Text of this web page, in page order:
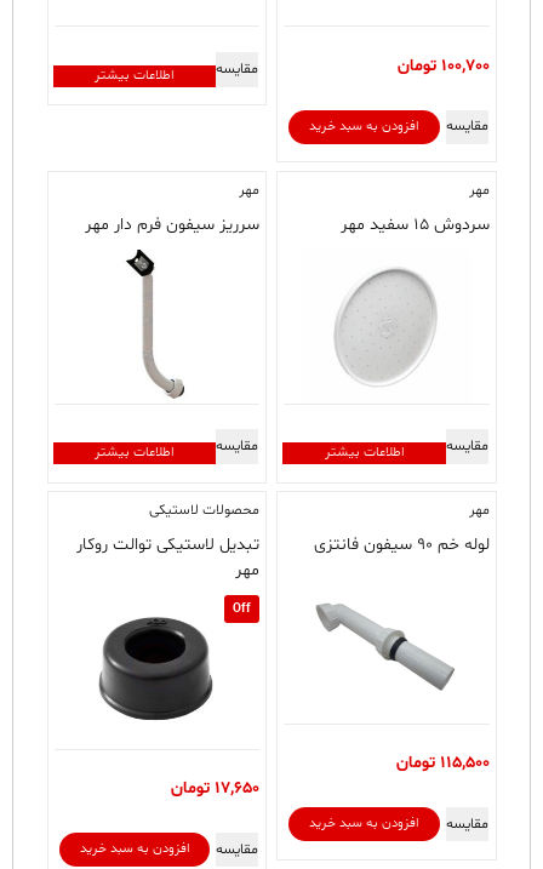
100,700 تومان
افزودن به سبد خرید مقایسه
اطلاعات بیشتر مقایسه
مهر
سردوش ۱۵ سفید مهر
اطلاعات بیشتر مقایسه
مهر
سرریز سیفون فرم دار مهر
اطلاعات بیشتر مقایسه
مهر
لوله خم ۹۰ سیفون فانتزی
115,500 تومان
افزودن به سبد خرید مقایسه
محصولات لاستیکی
تبدیل لاستیکی توالت روکار
مهر
Off
17,650 تومان
افزودن به سبد خرید مقایسه